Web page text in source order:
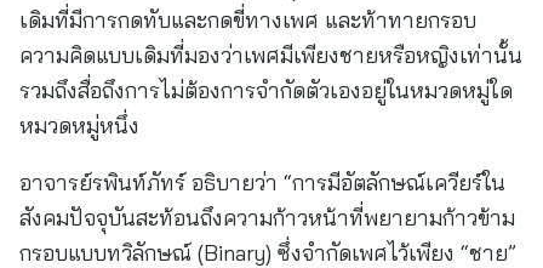
เดิมที่มีการกดทับและกดขี่ทางเพศ และท้าทายกรอบ
ความคิดแบบเดิมที่มองว่าเพศมีเพียงชายหรือหญิงเท่านั้น
รวมถึงสื่อถึงการไม่ต้องการจำกัดตัวเองอยู่ในหมวดหมู่ใด
หมวดหมู่หนึ่ง
อาจารย์รพินท์ภัทร์ อธิบายว่า “การมีอัตลักษณ์เควียร์ใน
สังคมปัจจุบันสะท้อนถึงความก้าวหน้าที่พยายามก้าวข้าม
กรอบแบบทวิลักษณ์ (Binary) ซึ่งจำกัดเพศไว้เพียง “ชาย”